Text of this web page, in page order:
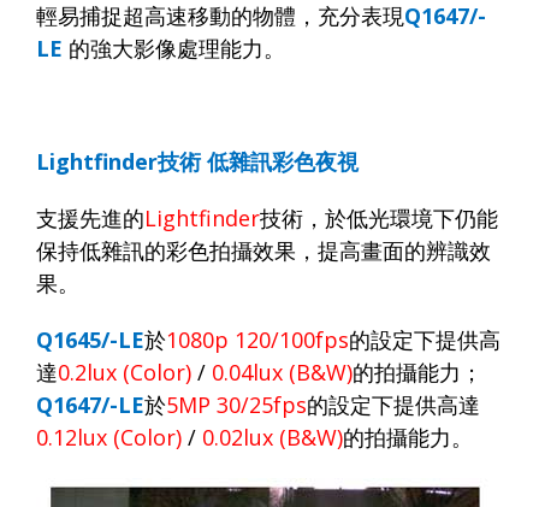
輕易捕捉超高速移動的物體，充分表現Q1647/-
LE 的強大影像處理能力。
Lightfinder技術 低雜訊彩色夜視
支援先進的Lightfinder技術，於低光環境下仍能
保持低雜訊的彩色拍攝效果，提高畫面的辨識效
果。
Q1645/-LE於1080p 120/100fps的設定下提供高
達0.2lux (Color) / 0.04lux (B&W)的拍攝能力 ；
Q1647/-LE於5MP 30/25fps的設定下提供高達
0.12lux (Color) / 0.02lux (B&W)的拍攝能力。